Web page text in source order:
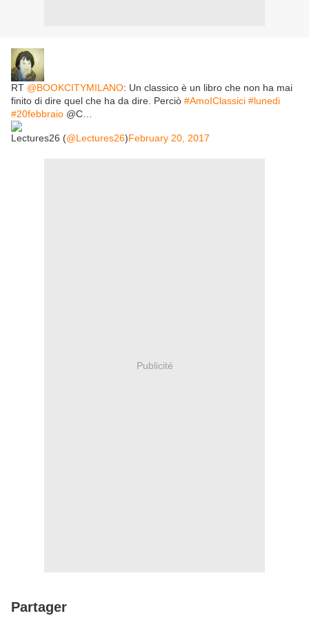
RT @BOOKCITYMILANO: Un classico è un libro che non ha mai
finito di dire quel che ha da dire. Perciò #AmoIClassici #lunedi
#20febbraio @C…
Lectures26 (@Lectures26)February 20, 2017
Publicité
Partager